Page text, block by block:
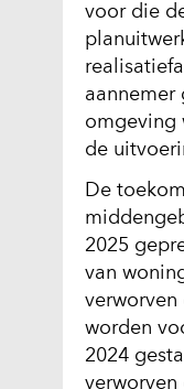
voor die
aannemer
omgeving
de
De
2025
van
worden
2024
verworven